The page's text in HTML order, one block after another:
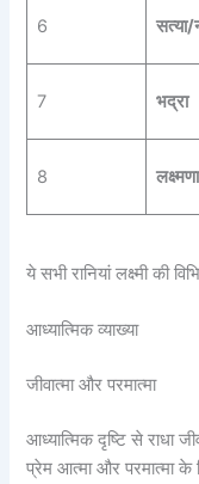
6 सत्या/
7 भद्रा
8 लक्ष्मणा
ये सभी रानियां लक्ष्मी की
आध्यात्मिक व्याख्या
जीवात्मा और परमात्मा
आध्यात्मिक दृष्टि से राधा
प्रेम आत्मा और परमात्मा के